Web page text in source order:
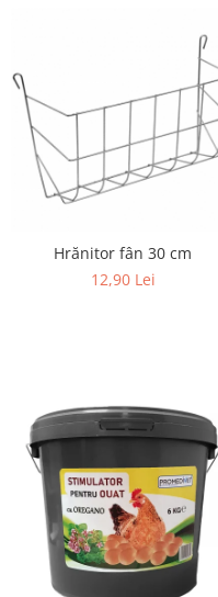
Hrănitor fân 30 cm
12,90 Lei